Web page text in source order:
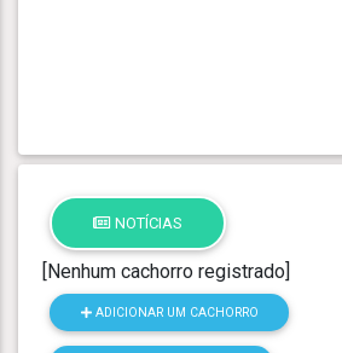
NOTÍCIAS
[Nenhum cachorro registrado]
ADICIONAR UM CACHORRO